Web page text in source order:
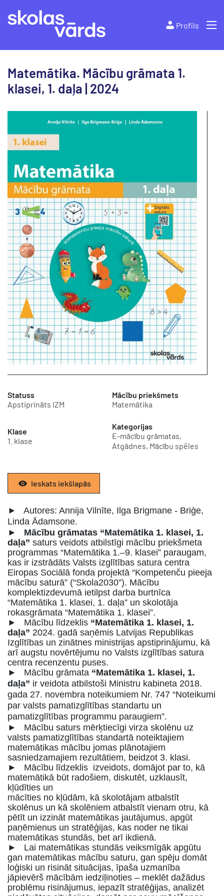
Profils
Matemātika. Mācību grāmata 1.
klasei, 1. daļa | 2024
Statuss
Apstiprināts IZM
Mācību priekšmets
Matemātika
Klase
1. klase
Kategorijas
E-mācību grāmatas,
Atgādnes, Mācību spēles
Ieskats iekšlapās
► Autores: Annija Vilnīte, Ilga Brigmane - Briģe,
Linda Ādamsone.
►
Mācību grāmatas “Matemātika 1. klasei, 1.
daļa” saturs veidots atbilstīgi mācību priekšmeta
programmas “Matemātika 1.–9. klasei” paraugam,
kas ir izstrādāts Valsts izglītības satura centra
Eiropas Sociālā fonda projektā “Kompetenču pieeja
mācību saturā” (“Skola2030”). Mācību
komplektizdevumā ietilpst darba burtnīca
“Matemātika 1. klasei, 1. daļa” un skolotāja
rokasgrāmata “Matemātika 1. klasei”.
► Mācību līdzeklis “Matemātika 1. klasei, 1.
daļa” 2024. gadā saņēmis Latvijas Republikas
Izglītības un zinātnes ministrijas apstiprinājumu, kā
arī augstu novērtējumu no Valsts izglītības satura
centra recenzentu puses.
► Mācību grāmata “Matemātika 1. klasei, 1.
daļa” ir veidota atbilstoši Ministru kabineta 2018.
gada 27. novembra noteikumiem Nr. 747 “Noteikumi
par valsts pamatizglītības standartu un
pamatizglītības programmu paraugiem”.
► Mācību saturs mērķtiecīgi virza skolēnu uz
valsts pamatizglītības standartā noteiktajiem
matemātikas mācību jomas plānotajiem
sasniedzamajiem rezultātiem, beidzot 3. klasi.
► Mācību līdzeklis izveidots, domājot par to, kā
matemātikā būt radošiem, diskutēt, uzklausīt,
kļūdīties un
mācīties no kļūdām, kā skolotājam atbalstīt
skolēnus un kā skolēniem atbalstīt vienam otru, kā
pētīt un izzināt matemātikas jautājumus, apgūt
paņēmienus un stratēģijas, kas noder ne tikai
matemātikas stundās, bet arī ikdienā.
► Lai matemātikas stundās veiksmīgāk apgūtu
gan matemātikas mācību saturu, gan spēju domāt
loģiski un risināt situācijas, īpaša uzmanība
jāpievērš mācībām iedziļinoties – meklēt dažādus
problēmu risinājumus, iepazīt stratēģijas, analizēt